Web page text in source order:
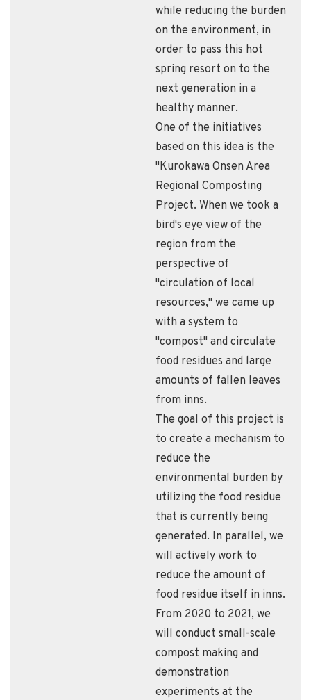
while reducing the burden
on the environment, in
order to pass this hot
spring resort on to the
next generation in a
healthy manner.
One of the initiatives
based on this idea is the
"Kurokawa Onsen Area
Regional Composting
Project. When we took a
bird's eye view of the
region from the
perspective of
"circulation of local
resources," we came up
with a system to
"compost" and circulate
food residues and large
amounts of fallen leaves
from inns.
The goal of this project is
to create a mechanism to
reduce the
environmental burden by
utilizing the food residue
that is currently being
generated. In parallel, we
will actively work to
reduce the amount of
food residue itself in inns.
From 2020 to 2021, we
will conduct small-scale
compost making and
demonstration
experiments at the